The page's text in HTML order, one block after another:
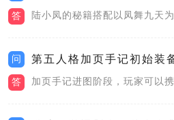
答
问 第五人格加页手记初始装
答